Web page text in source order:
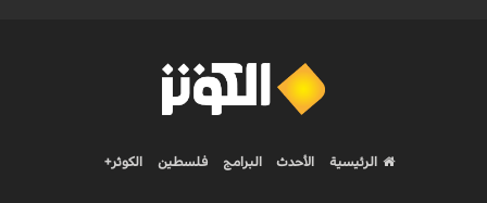
الرئيسية الأحدث البرامج فلسطين الكوثر+